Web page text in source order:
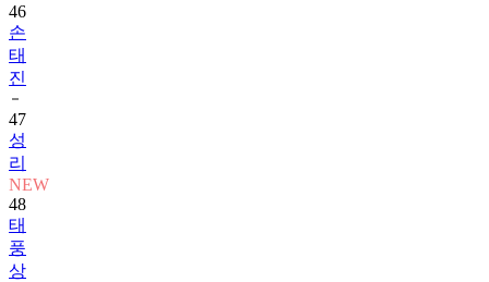
46
손
태
진
47
성
리
NEW
48
태
풍
상